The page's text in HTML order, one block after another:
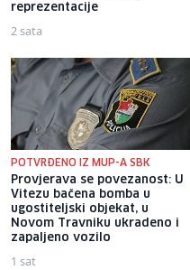
reprezentacije
2 sata
POTVRĐENO IZ MUP-A SBK
Provjerava se povezanost: U
Vitezu bačena bomba u
ugostiteljski objekat, u
Novom Travniku ukradeno i
zapaljeno vozilo
1 sat